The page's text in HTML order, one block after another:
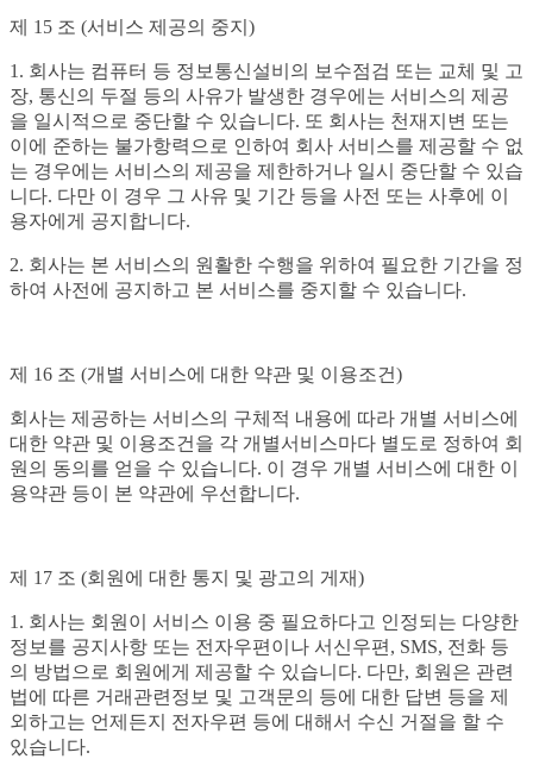
제 15 조 (서비스 제공의 중지)
1. 회사는 컴퓨터 등 정보통신설비의 보수점검 또는 교체 및 고
장, 통신의 두절 등의 사유가 발생한 경우에는 서비스의 제공
을 일시적으로 중단할 수 있습니다. 또 회사는 천재지변 또는
이에 준하는 불가항력으로 인하여 회사 서비스를 제공할 수 없
는 경우에는 서비스의 제공을 제한하거나 일시 중단할 수 있습
니다. 다만 이 경우 그 사유 및 기간 등을 사전 또는 사후에 이
용자에게 공지합니다.
2. 회사는 본 서비스의 원활한 수행을 위하여 필요한 기간을 정
하여 사전에 공지하고 본 서비스를 중지할 수 있습니다.
제 16 조 (개별 서비스에 대한 약관 및 이용조건)
회사는 제공하는 서비스의 구체적 내용에 따라 개별 서비스에
대한 약관 및 이용조건을 각 개별서비스마다 별도로 정하여 회
원의 동의를 얻을 수 있습니다. 이 경우 개별 서비스에 대한 이
용약관 등이 본 약관에 우선합니다.
제 17 조 (회원에 대한 통지 및 광고의 게재)
1. 회사는 회원이 서비스 이용 중 필요하다고 인정되는 다양한
정보를 공지사항 또는 전자우편이나 서신우편, SMS, 전화 등
의 방법으로 회원에게 제공할 수 있습니다. 다만, 회원은 관련
법에 따른 거래관련정보 및 고객문의 등에 대한 답변 등을 제
외하고는 언제든지 전자우편 등에 대해서 수신 거절을 할 수
있습니다.